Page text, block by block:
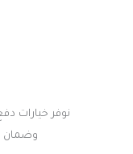
نوفر خيارات دفع آمنة
وضمان تجربة